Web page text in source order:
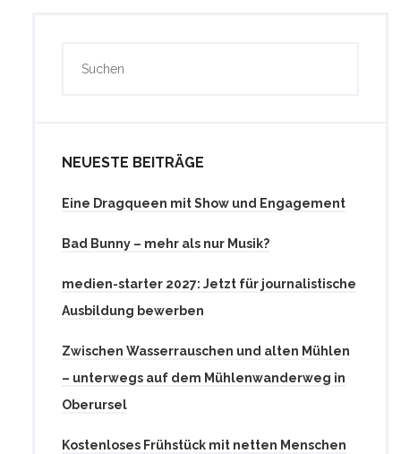
NEUESTE BEITRÄGE
Eine Dragqueen mit Show und Engagement
Bad Bunny – mehr als nur Musik?
medien-starter 2027: Jetzt für journalistische
Ausbildung bewerben
Zwischen Wasserrauschen und alten Mühlen
– unterwegs auf dem Mühlenwanderweg in
Oberursel
Kostenloses Frühstück mit netten Menschen